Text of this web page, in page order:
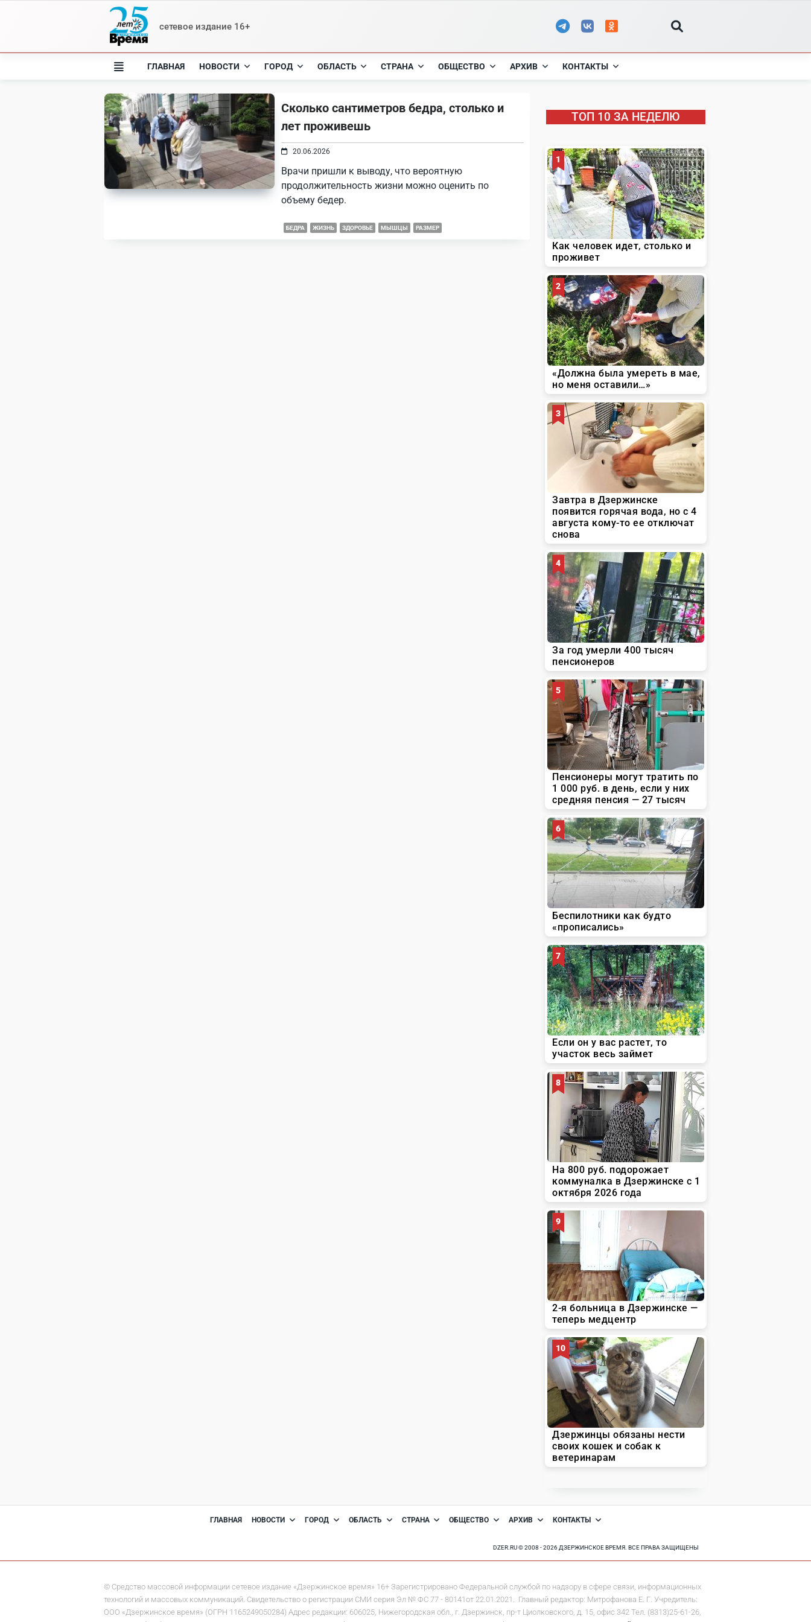
сетевое издание 16+
ГЛАВНАЯ НОВОСТИ ГОРОД ОБЛАСТЬ СТРАНА ОБЩЕСТВО АРХИВ КОНТАКТЫ
Сколько сантиметров бедра, столько и
лет проживешь
20.06.2026
Врачи пришли к выводу, что вероятную
продолжительность жизни можно оценить по
объему бедер.
БЕДРА ЖИЗНЬ ЗДОРОВЬЕ МЫШЦЫ РАЗМЕР
ТОП 10 ЗА НЕДЕЛЮ
ГЛАВНАЯ НОВОСТИ ГОРОД ОБЛАСТЬ СТРАНА ОБЩЕСТВО АРХИВ КОНТАКТЫ
DZER.RU © 2008 - 2026 ДЗЕРЖИНСКОЕ ВРЕМЯ. ВСЕ ПРАВА ЗАЩИЩЕНЫ
© Средство массовой информации сетевое издание «Дзержинское время» 16+ Зарегистрировано Федеральной службой по надзору в сфере связи, информационных
технологий и массовых коммуникаций. Свидетельство о регистрации СМИ серия Эл № ФС 77 - 80141от 22.01.2021. Главный редактор: Митрофанова Е. Г. Учредитель:
ООО «Дзержинское время» (ОГРН 1165249050284) Адрес редакции: 606025, Нижегородская обл., г. Дзержинск, пр-т Циолковского, д. 15, офис 342 Тел. (8313)25-61-26,